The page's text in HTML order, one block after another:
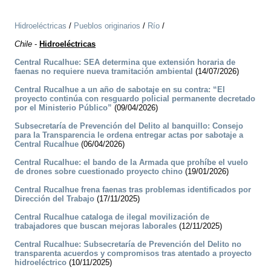
Hidroeléctricas / Pueblos originarios / Río /
Chile - Hidroeléctricas
Central Rucalhue: SEA determina que extensión horaria de
faenas no requiere nueva tramitación ambiental (14/07/2026)
Central Rucalhue a un año de sabotaje en su contra: “El
proyecto continúa con resguardo policial permanente decretado
por el Ministerio Público” (09/04/2026)
Subsecretaría de Prevención del Delito al banquillo: Consejo
para la Transparencia le ordena entregar actas por sabotaje a
Central Rucalhue (06/04/2026)
Central Rucalhue: el bando de la Armada que prohíbe el vuelo
de drones sobre cuestionado proyecto chino (19/01/2026)
Central Rucalhue frena faenas tras problemas identificados por
Dirección del Trabajo (17/11/2025)
Central Rucalhue cataloga de ilegal movilización de
trabajadores que buscan mejoras laborales (12/11/2025)
Central Rucalhue: Subsecretaría de Prevención del Delito no
transparenta acuerdos y compromisos tras atentado a proyecto
hidroeléctrico (10/11/2025)